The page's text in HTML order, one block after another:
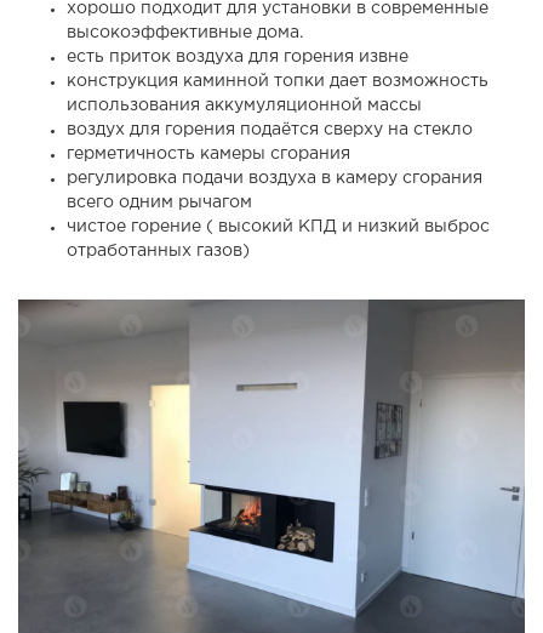
хорошо подходит для установки в современные
высокоэффективные дома.
есть приток воздуха для горения извне
конструкция каминной топки дает возможность
использования аккумуляционной массы
воздух для горения подаётся сверху на стекло
герметичность камеры сгорания
регулировка подачи воздуха в камеру сгорания
всего одним рычагом
чистое горение ( высокий КПД и низкий выброс
отработанных газов)